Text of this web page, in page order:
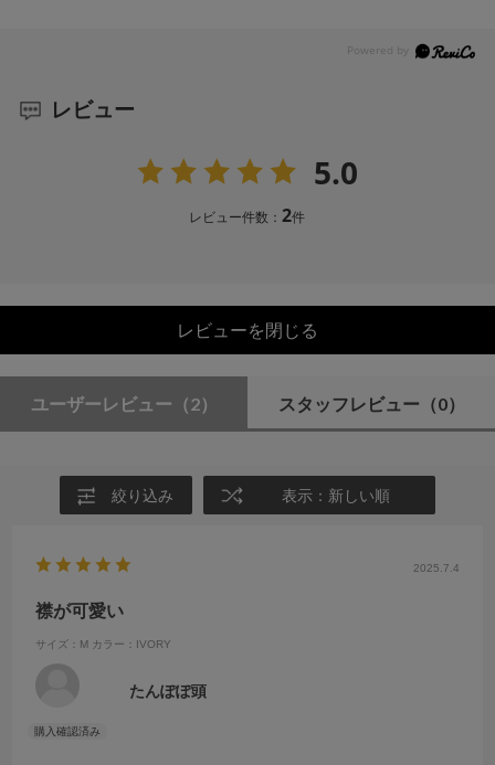
レビュー
5.0
レビュー件数：2件
レビューを閉じる
ユーザーレビュー （2） スタッフレビュー （0）
絞り込み 表示：新しい順
2025.7.4
襟が可愛い
サイズ：M カラー：IVORY
たんぽぽ頭